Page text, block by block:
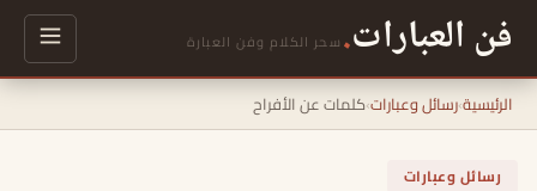
فن العبارات. سحر الكلام وفن العبارة
الرئيسية›رسائل وعبارات›كلمات عن الأفراح
رسائل وعبارات